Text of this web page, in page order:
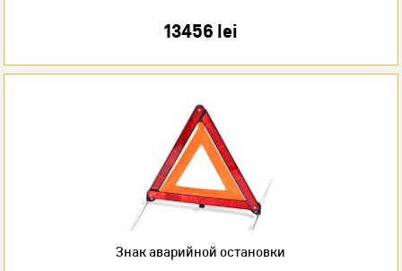
13456 lei
Знак аварийной остановки